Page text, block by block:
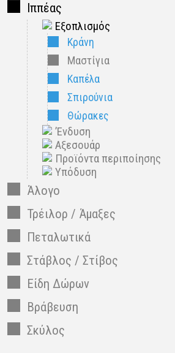
Ιππέας
Εξοπλισμός
Κράνη
Μαστίγια
Καπέλα
Σπιρούνια
Θώρακες
’Ενδυση
Αξεσουάρ
Προϊόντα περιποίησης
Υπόδυση
Άλογο
Τρέιλορ / Άμαξες
Πεταλωτικά
Στάβλος / Στίβος
Είδη Δώρων
Βράβευση
Σκύλος